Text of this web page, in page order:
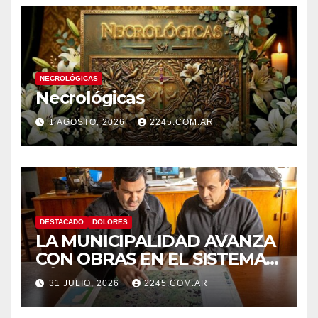
NECROLÓGICAS
Necrológicas
1 AGOSTO, 2026 2245.COM.AR
DESTACADO DOLORES
LA MUNICIPALIDAD AVANZA
CON OBRAS EN EL SISTEMA
HÍDRICO DE DOLORES
31 JULIO, 2026 2245.COM.AR